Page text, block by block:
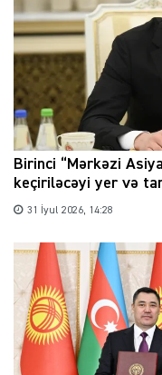
Birinci “Mərkəzi
keçiriləcəyi yer və
31 İyul 2026, 14:28